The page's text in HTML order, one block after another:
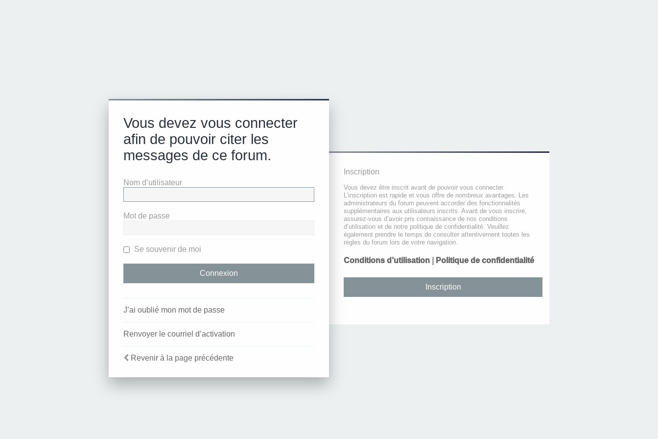
Vous devez vous connecter
afin de pouvoir citer les
messages de ce forum.
Nom d’utilisateur
Mot de passe
Se souvenir de moi
J’ai oublié mon mot de passe
Renvoyer le courriel d’activation
Revenir à la page précédente
Inscription
Vous devez être inscrit avant de pouvoir vous connecter.
L’inscription est rapide et vous offre de nombreux avantages. Les
administrateurs du forum peuvent accorder des fonctionnalités
supplémentaires aux utilisateurs inscrits. Avant de vous inscrire,
assurez-vous d’avoir pris connaissance de nos conditions
d’utilisation et de notre politique de confidentialité. Veuillez
également prendre le temps de consulter attentivement toutes les
règles du forum lors de votre navigation.
Conditions d’utilisation Politique de confidentialité
Inscription